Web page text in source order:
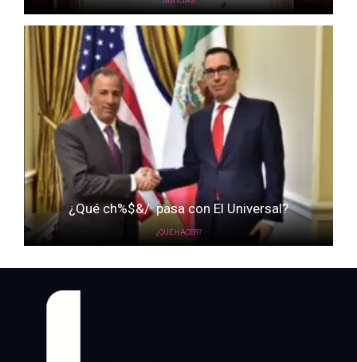
¿Qué ch%$&/· pasa con El Universal?
¿QUÉ HACER?